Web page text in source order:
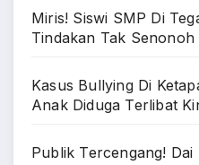
Miris! Siswi SMP Di
Tindakan Tak Senonoh
Kasus Bullying Di
Anak Diduga Terlibat
Publik Tercengang!